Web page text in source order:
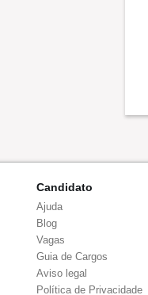
Candidato
Ajuda
Blog
Vagas
Guia de Cargos
Aviso legal
Política de Privacidade